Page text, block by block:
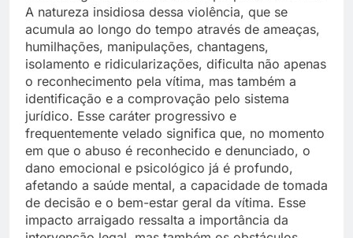
A natureza insidiosa dessa violência, que se
acumula ao longo do tempo através de ameaças,
humilhações, manipulações, chantagens,
isolamento e ridicularizações, dificulta não apenas
o reconhecimento pela vítima, mas também a
identificação e a comprovação pelo sistema
jurídico. Esse caráter progressivo e
frequentemente velado significa que, no momento
em que o abuso é reconhecido e denunciado, o
dano emocional e psicológico já é profundo,
afetando a saúde mental, a capacidade de tomada
de decisão e o bem-estar geral da vítima. Esse
impacto arraigado ressalta a importância da